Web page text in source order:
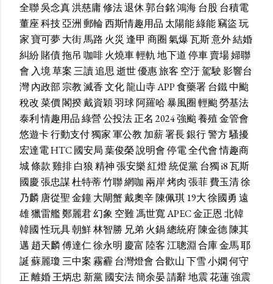
全聯吳念真洪慈庸修法退休郭台銘鴻海台股 台積電
董座科技亞洲郵輪西斯情趣用品 太陽能綠能竊盜玩
家寶可夢大街馬路 火災 逢甲 商圈氣爆瓦斯意外結婚
糾紛賭債拖吊 咖啡火燒車輕軌地下道停車賣場婦聯
會 入境草案三讀追思逝世優惠旅客 空汙駕駛影響台
灣內政部宗教滅香文化龍山寺APP食藥署台鐵中颱
稅改菜價閣揆戴資穎羽球阿羅哈暴風圈輕颱勞基法
泰利情趣用品綠營公投法正名 2024強颱養殖金管會
悠遊卡行動支付獨家軍公教 加薪署長銀行警方騷擾
宏達電HTC國安局葉俊榮說明會停電全代會情趣商
城條款雞排白狼精神張安樂紅燈統促黨台獨i8瓦斯
國慶張忠謀杜特蒂竹聯網咖 兩岸烤肉張菲費玉清徐
乃麟唐從聖金鐘大閘蟹戴奧辛陳佩琪 19大徐國勇 遠
雄獵雷艦鄭麗君幻象 空難馮世寬APEC金正恩北韓
韓國性玩具朝鮮林智勝 兄弟 火鍋總統府陳金德陳其
邁 趙天麟傅達仁徐永明 慶富 陸客江聰淵合庫金馬耶
誕蘇麗瓊三中案霧霾 台灣燈會合歡山下雪小嫻何守
正離婚王炳忠 新黨國安法簡余晏請辭地震花蓮強震